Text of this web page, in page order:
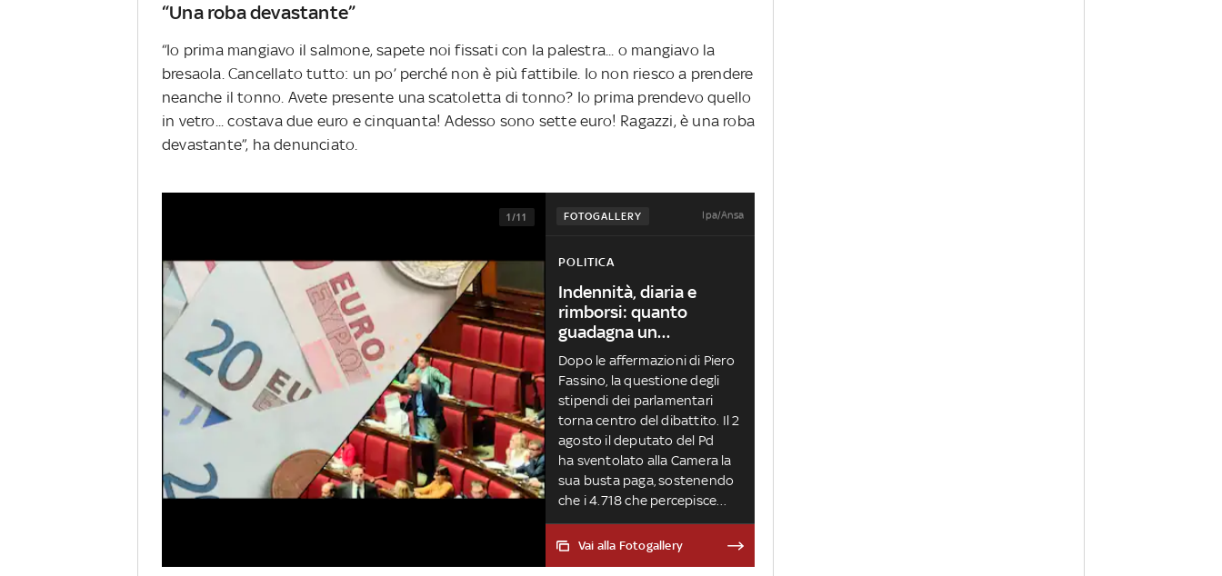
“Una roba devastante”
“Io prima mangiavo il salmone, sapete noi fissati con la palestra... o mangiavo la
bresaola. Cancellato tutto: un po’ perché non è più fattibile. Io non riesco a prendere
neanche il tonno. Avete presente una scatoletta di tonno? Io prima prendevo quello
in vetro... costava due euro e cinquanta! Adesso sono sette euro! Ragazzi, è una roba
devastante”, ha denunciato.
FOTOGALLERY Ipa/Ansa
1/11
POLITICA
Indennità, diaria e
rimborsi: quanto
guadagna un
parlamentare?
Dopo le affermazioni di Piero
Fassino, la questione degli
stipendi dei parlamentari
torna centro del dibattito. Il 2
agosto il deputato del Pd
ha sventolato alla Camera la
sua busta paga, sostenendo
che i 4.718 che percepisce
sono una “buona indennità”,
ma “non sono degli stipendi
Vai alla Fotogallery